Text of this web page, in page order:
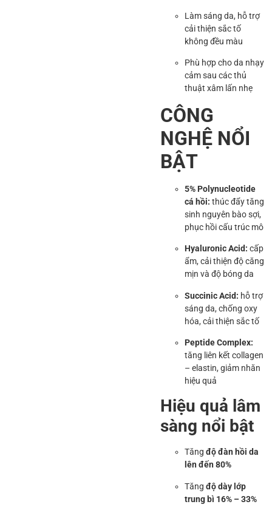
Làm sáng da, hỗ trợ
cải thiện sắc tố
không đều màu
Phù hợp cho da nhạy
cảm sau các thủ
thuật xâm lấn nhẹ
CÔNG
NGHỆ NỔI
BẬT
5% Polynucleotide
cá hồi: thúc đẩy tăng
sinh nguyên bào sợi,
phục hồi cấu trúc mô
Hyaluronic Acid: cấp
ẩm, cải thiện độ căng
mịn và độ bóng da
Succinic Acid: hỗ trợ
sáng da, chống oxy
hóa, cải thiện sắc tố
Peptide Complex:
tăng liên kết collagen
– elastin, giảm nhăn
hiệu quả
Hiệu quả lâm
sàng nổi bật
Tăng độ đàn hồi da
lên đến 80%
Tăng độ dày lớp
trung bì 16% – 33%